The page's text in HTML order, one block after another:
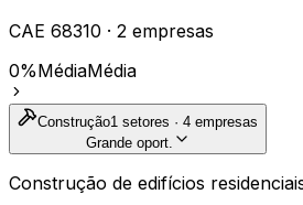
CAE 68310 · 2 empresas
0%MédiaMédia
Construção1 setores · 4 empresas
Grande oport.
Construção de edifícios